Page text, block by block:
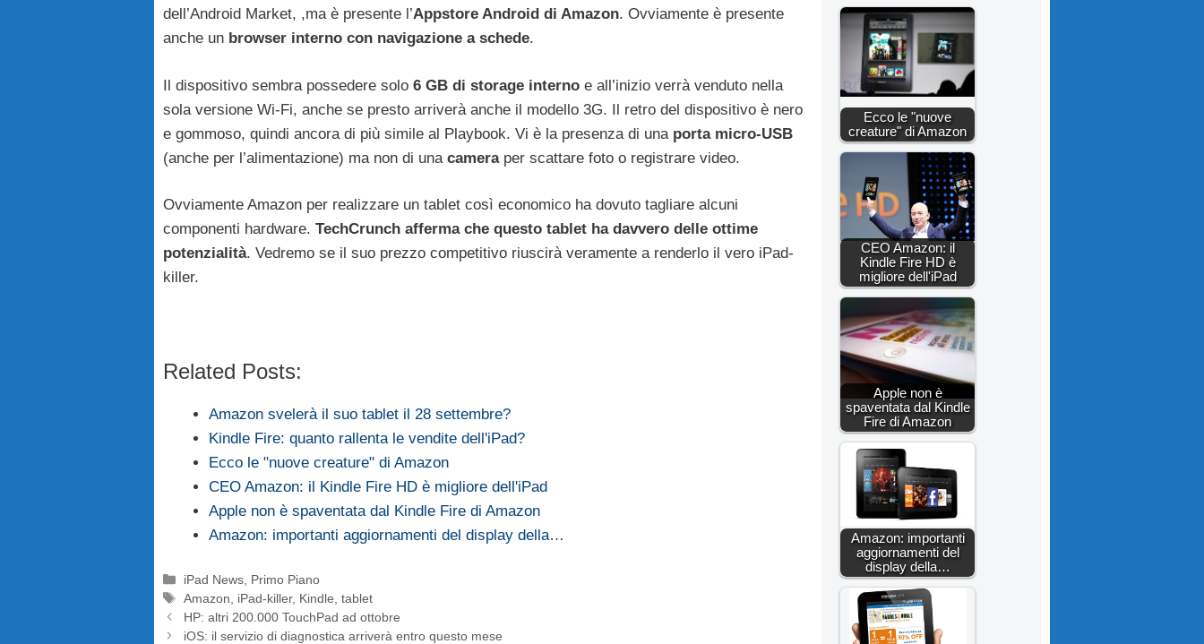
dell’Android Market, ,ma è presente l’Appstore Android di Amazon. Ovviamente è presente
anche un browser interno con navigazione a schede.
Il dispositivo sembra possedere solo 6 GB di storage interno e all’inizio verrà venduto nella
sola versione Wi-Fi, anche se presto arriverà anche il modello 3G. Il retro del dispositivo è nero
e gommoso, quindi ancora di più simile al Playbook. Vi è la presenza di una porta micro-USB
(anche per l’alimentazione) ma non di una cameraper scattare foto o registrare video.
Ovviamente Amazon per realizzare un tablet così economico ha dovuto tagliare alcuni
componenti hardware. TechCrunch afferma che questo tablet ha davvero delle ottime
potenzialità. Vedremo se il suo prezzo competitivo riuscirà veramente a renderlo il vero iPad-
killer.
Related Posts:
Amazon svelerà il suo tablet il 28 settembre?
Kindle Fire: quanto rallenta le vendite dell'iPad?
Ecco le "nuove creature" di Amazon
CEO Amazon: il Kindle Fire HD è migliore dell'iPad
Apple non è spaventata dal Kindle Fire di Amazon
Amazon: importanti aggiornamenti del display della…
Categorie
iPad News Primo Piano
Tag
Amazon iPad-killer, Kindle ,tablet
HP: altri 200.000 TouchPad ad ottobre
iOS: il servizio di diagnostica arriverà entro questo mese
Ecco le "nuove
creature" di Amazon
CEO Amazon: il
Kindle Fire HD è
migliore dell'iPad
Apple non è
spaventata dal Kindle
Fire di Amazon
Amazon: importanti
aggiornamenti del
display della…